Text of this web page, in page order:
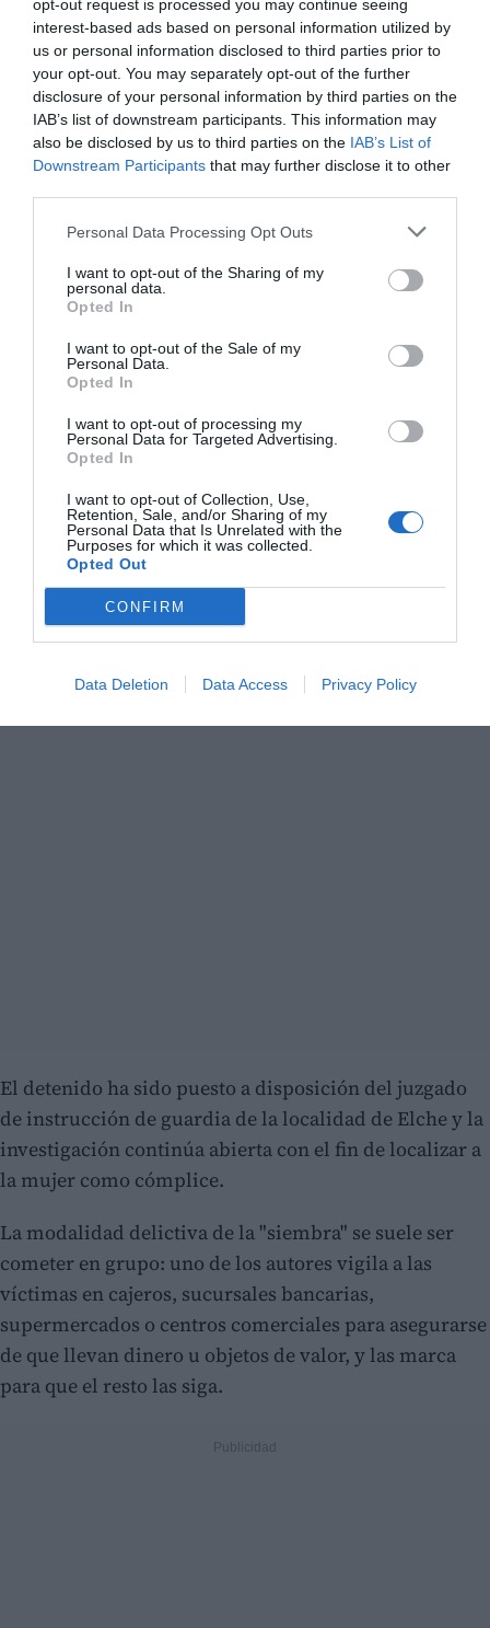
opt-out request is processed you may continue seeing
interest-based ads based on personal information utilized by
us or personal information disclosed to third parties prior to
your opt-out. You may separately opt-out of the further
disclosure of your personal information by third parties on the
IAB’s list of downstream participants. This information may
also be disclosed by us to third parties on the IAB’s List of
Downstream Participants that may further disclose it to other
Personal Data Processing Opt Outs
I want to opt-out of the Sharing of my
personal data.
Opted In
I want to opt-out of the Sale of my
Personal Data.
Opted In
I want to opt-out of processing my
Personal Data for Targeted Advertising.
Opted In
I want to opt-out of Collection, Use,
Retention, Sale, and/or Sharing of my
Personal Data that Is Unrelated with the
Purposes for which it was collected.
Opted Out
CONFIRM
Data Deletion Data Access Privacy Policy
Tras percatarse de lo sucedido fue tras el presunto
autor, que huyó a la carrera, pero consiguió darle
alcance gracias a la ayuda de viandantes que habían
Una vez detenido, los agentes realizaron varias batidas
por las calles adyacentes con el fin de localizar a la
los alrededores.
El detenido ha sido puesto a disposición del juzgado
de instrucción de guardia de la localidad de Elche y la
investigación continúa abierta con el fin de localizar a
la mujer como cómplice.
La modalidad delictiva de la "siembra" se suele ser
cometer en grupo: uno de los autores vigila a las
víctimas en cajeros, sucursales bancarias,
supermercados o centros comerciales para asegurarse
de que llevan dinero u objetos de valor, y las marca
para que el resto las siga.